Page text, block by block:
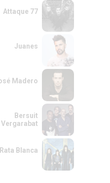
Attaque 77
Juanes
Madero
Bersuit
Vergarabat
Rata Blanca